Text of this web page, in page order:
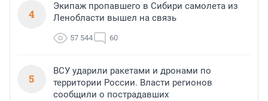
4
Экипаж пропавшего в Сибири самолета из
Ленобласти вышел на связь
57 544 60
5
ВСУ ударили ракетами и дронами по
территории России. Власти регионов
сообщили о пострадавших